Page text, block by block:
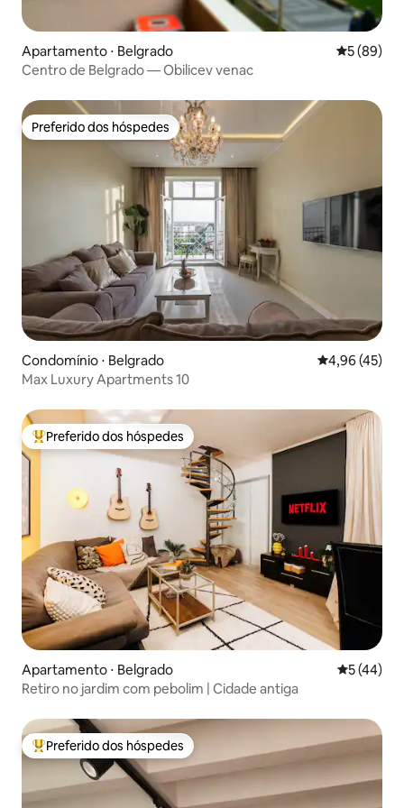
Apartamento ⋅ Belgrado 5 de uma
5 (89)
Centro de Belgrado — Obilicev venac
Preferido dos hóspedes
Preferido dos hóspedes
Condomínio ⋅ Belgrado 4,96 de uma
4,96 (45)
Max Luxury Apartments 10
Entre os melhores preferidos dos hóspedes
Preferido dos hóspedes
Apartamento ⋅ Belgrado 5 de uma
5 (44)
Retiro no jardim com pebolim | Cidade antiga
Entre os melhores preferidos dos hóspedes
Preferido dos hóspedes